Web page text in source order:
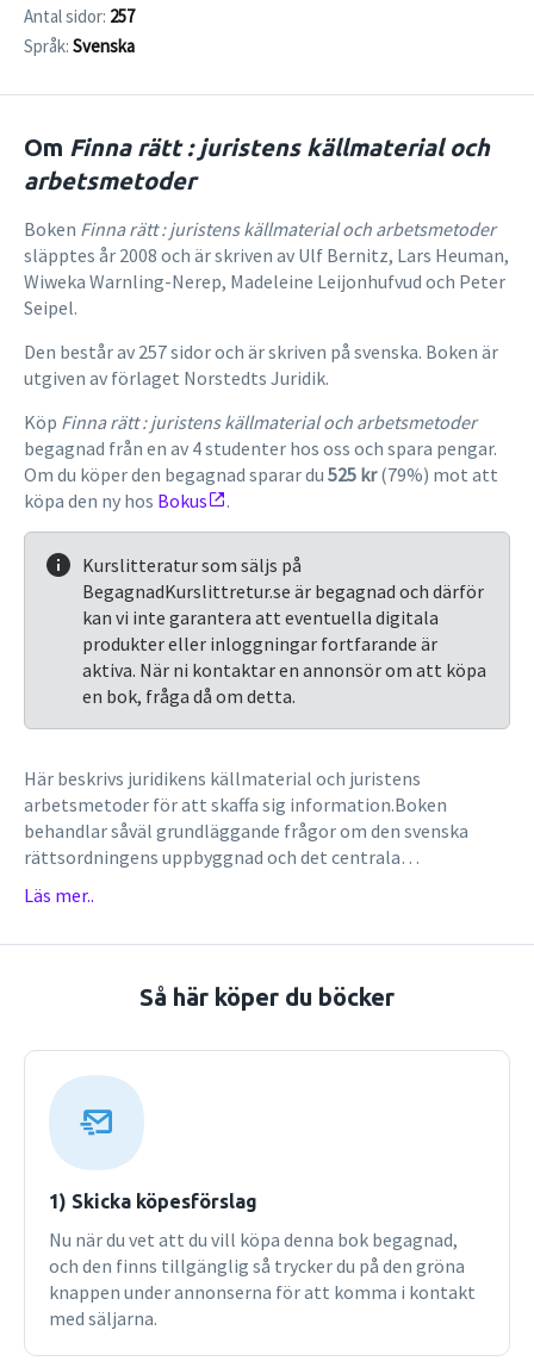
Antal sidor: 257
Språk: Svenska
Om Finna rätt : juristens källmaterial och
arbetsmetoder
Boken Finna rätt : juristens källmaterial och arbetsmetoder
släpptes år 2008 och är skriven av Ulf Bernitz, Lars Heuman,
Wiweka Warnling-Nerep, Madeleine Leijonhufvud och Peter
Seipel.
Den består av 257 sidor och är skriven på svenska. Boken är
utgiven av förlaget Norstedts Juridik.
Köp Finna rätt : juristens källmaterial och arbetsmetoder
begagnad från en av 4 studenter hos oss och spara pengar.
Om du köper den begagnad sparar du 525 kr(79%) mot att
köpa den ny hos Bokus .
Kurslitteratur som säljs på
BegagnadKurslittretur.se är begagnad och därför
kan vi inte garantera att eventuella digitala
produkter eller inloggningar fortfarande är
aktiva. När ni kontaktar en annonsör om att köpa
en bok, fråga då om detta.
Här beskrivs juridikens källmaterial och juristens
arbetsmetoder för att skaffa sig information.Boken
behandlar såväl grundläggande frågor om den svenska
rättsordningens uppbyggnad och det centrala
rättskällematerialet, som svårare frågor under mer
ingående rättsutredningar. Orienterar också om EG-
genomgående aktualiserats.
Läs mer..
Så här köper du böcker
1) Skicka köpesförslag
Nu när du vet att du vill köpa denna bok begagnad,
och den finns tillgänglig så trycker du på den gröna
knappen under annonserna för att komma i kontakt
med säljarna.